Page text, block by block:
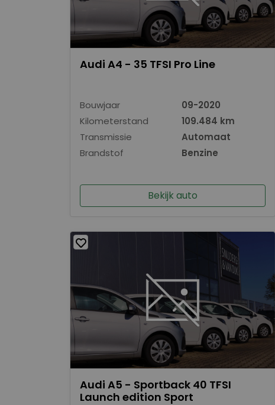
Audi A4 - 35 TFSI Pro Line
Bouwjaar
09-2020
Kilometerstand
109.484 km
Transmissie
Automaat
Brandstof
Benzine
Bekijk auto
Audi A5 - Sportback 40 TFSI
Launch edition Sport